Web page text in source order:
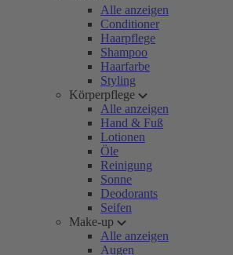
Alle anzeigen
Conditioner
Haarpflege
Shampoo
Haarfarbe
Styling
Körperpflege
Alle anzeigen
Hand & Fuß
Lotionen
Öle
Reinigung
Sonne
Deodorants
Seifen
Make-up
Alle anzeigen
Augen